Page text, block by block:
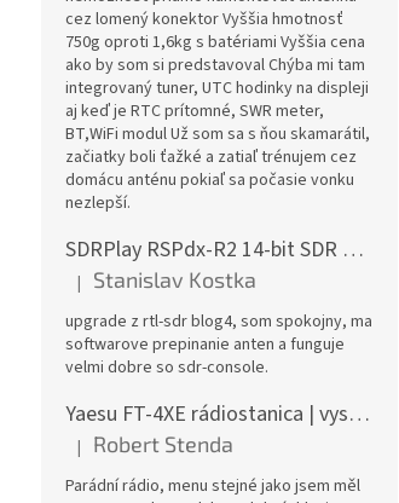
cez lomený konektor Vyššia hmotnosť
750g oproti 1,6kg s batériami Vyššia cena
ako by som si predstavoval Chýba mi tam
integrovaný tuner, UTC hodinky na displeji
aj keď je RTC prítomné, SWR meter,
BT,WiFi modul Už som sa s ňou skamarátil,
začiatky boli ťažké a zatiaľ trénujem cez
domácu anténu pokiaľ sa počasie vonku
nezlepší.
SDRPlay RSPdx-R2 14-bit SDR prijímač 1kHz-2GHz
Hodnotenie produktu je 5 z 5 hviezdičiek.
| Stanislav Kostka
upgrade z rtl-sdr blog4, som spokojny, ma
softwarove prepinanie anten a funguje
velmi dobre so sdr-console.
Yaesu FT-4XE rádiostanica | vysielačka
Hodnotenie produktu je 5 z 5 hviezdičiek.
| Robert Stenda
Parádní rádio, menu stejné jako jsem měl